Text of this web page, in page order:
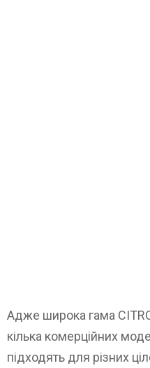
Адже широка гама
кілька комерційних
підходять для різних